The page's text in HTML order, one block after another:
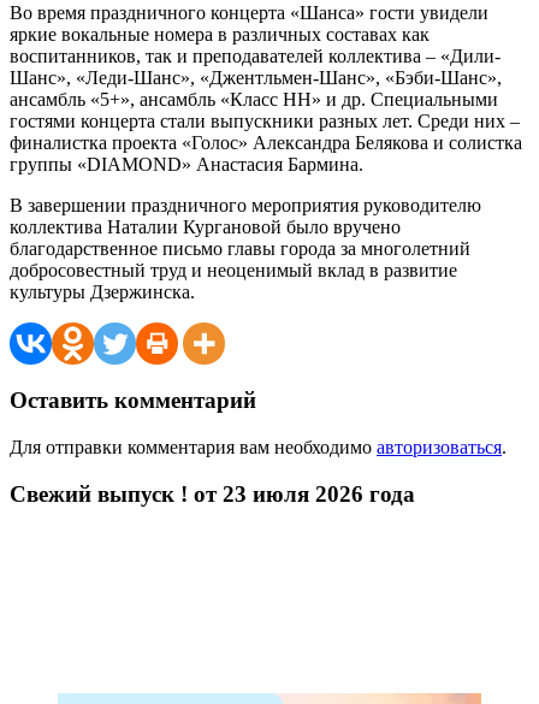
Во время праздничного концерта «Шанса» гости увидели
яркие вокальные номера в различных составах как
воспитанников, так и преподавателей коллектива – «Дили-
Шанс», «Леди-Шанс», «Джентльмен-Шанс», «Бэби-Шанс»,
ансамбль «5+», ансамбль «Класс НН» и др. Специальными
гостями концерта стали выпускники разных лет. Среди них –
финалистка проекта «Голос» Александра Белякова и солистка
группы «DIAMOND» Анастасия Бармина.
В завершении праздничного мероприятия руководителю
коллектива Наталии Кургановой было вручено
благодарственное письмо главы города за многолетний
добросовестный труд и неоценимый вклад в развитие
культуры Дзержинска.
Оставить комментарий
Для отправки комментария вам необходимо авторизоваться.
Свежий выпуск ! от 23 июля 2026 года